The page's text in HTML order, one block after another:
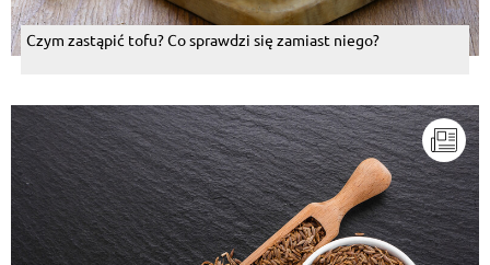
Czym zastąpić tofu? Co sprawdzi się zamiast niego?